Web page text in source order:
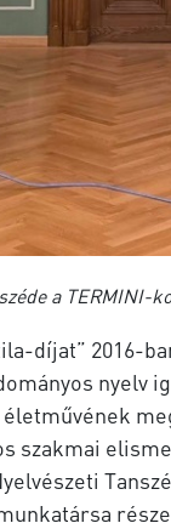
a TERMINI-
díjat”
szakmai